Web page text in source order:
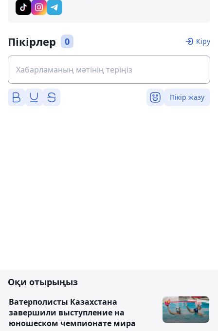
Пікірлер 0 Кіру
Пікір жазу
Оқи отырыңыз
Ватерполисты Казахстана
завершили выступление на
юношеском чемпионате мира